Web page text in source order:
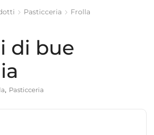
Pasticceria Frolla
di bue
, Pasticceria